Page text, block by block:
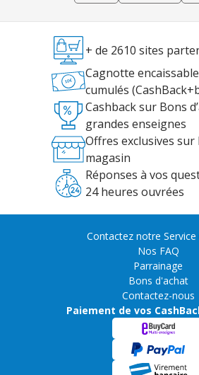
+ de 2610 sites
Cagnotte
cumulés
Cashback sur Bons
grandes enseignes
Offres exclusives sur
magasin
Réponses à vos
24 heures ouvrées
Contactez notre Service
Nos FAQ
Parrainage
Bons d'achat
Contactez-nous
Paiement de vos